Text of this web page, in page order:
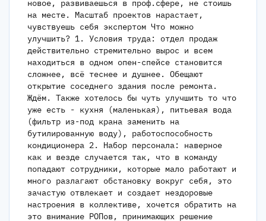
новое, развиваешься в проф.сфере, не стоишь
на месте. Масштаб проектов нарастает,
чувствуешь себя экспертом Что можно
улучшить? 1. Условия труда: отдел продаж
действительно стремительно вырос и всем
находиться в одном опен-спейсе становится
сложнее, всё теснее и душнее. Обещают
открытие соседнего здания после ремонта.
Ждём. Также хотелось бы чуть улучшить то что
уже есть - кухня (маленькая), питьевая вода
(фильтр из-под крана заменить на
бутилированную воду), работоспособность
кондиционера 2. Набор персонала: наверное
как и везде случается так, что в команду
попадают сотрудники, которые мало работают и
много разлагают обстановку вокруг себя, это
зачастую отвлекает и создает нездоровые
настроения в коллективе, хочется обратить на
это внимание РОПов, принимающих решение